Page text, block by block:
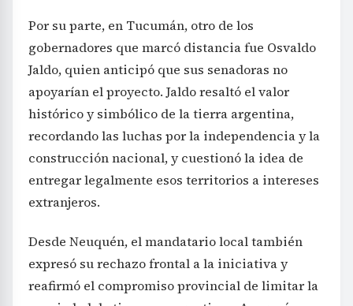
Por su parte, en Tucumán, otro de los
gobernadores que marcó distancia fue Osvaldo
Jaldo, quien anticipó que sus senadoras no
apoyarían el proyecto. Jaldo resaltó el valor
histórico y simbólico de la tierra argentina,
recordando las luchas por la independencia y la
construcción nacional, y cuestionó la idea de
entregar legalmente esos territorios a intereses
extranjeros.
Desde Neuquén, el mandatario local también
expresó su rechazo frontal a la iniciativa y
reafirmó el compromiso provincial de limitar la